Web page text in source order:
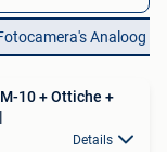
Analoog
10 + Ottiche +
Details